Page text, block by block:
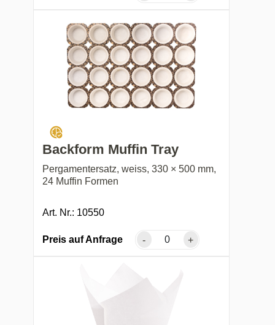
Backform Muffin Tray
Pergamentersatz, weiss, 330 × 500 mm,
24 Muffin Formen
Art. Nr.: 10550
Preis auf Anfrage - +